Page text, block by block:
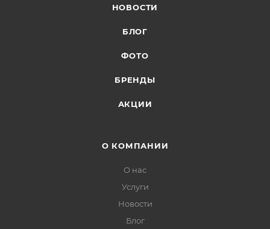
НОВОСТИ
БЛОГ
ФОТО
БРЕНДЫ
АКЦИИ
О КОМПАНИИ
О нас
Услуги
Новости
Блог